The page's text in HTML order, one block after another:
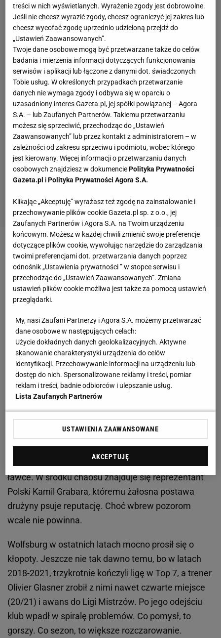
Zobacz wideoLewandowski królem strzelców Serie
A? Żelazny: Robert byłby tam znaczącą postacią
Setki milionów euro i sny o wielkości. A potem
Dziś fani na Volkswagen Arenie mogą się tylko
wzruszyć na wspomnienia o tamtych złotych
czasach. Wielu z nich śniło zapewne w życiu
koszmary wciąż piękniejsze od tego, co "Wilki"
wyczyniają na boisku. A mowa o ludziach obytych z
mierzy wysoko, a kończy niemal zawsze
zdecydowanie poniżej oczekiwań. Ich najnowsza
historia to historia o przepalaniu pieniędzy oraz
nietrafionych decyzjach zarówno na boisku, jak i na
ławce. W środku chaosu znajduje się reprezentant
Polski Kamil Grabara, któremu żałosna postawa
drużyny psuje reputację. Choć wbrew pozorom
wcale nie powinna.
Wolfsburg w ostatnich latach mocno prosił się o
kłopoty. Jeszcze nie tak dawno temu, bo w latach
2018-2021, trzykrotnie kończyli ligę w Top 7, a trener
Olivier Glasner zrobił z nimi nawet czwarte miejsce
(20/21) i awans do Ligi Mistrzów. Po jego odejściu
klub wpadł w spiralę problemów. Co pomysł, to
gorszy. Co sezon, to większe rozczarowanie.
treści w nich wyświetlanych. Wyrażenie zgody jest dobrowolne.
Jeśli nie chcesz wyrazić zgody, chcesz ograniczyć jej zakres lub
chcesz wycofać zgodę uprzednio udzieloną przejdź do
„Ustawień Zaawansowanych”.
Twoje dane osobowe mogą być przetwarzane także do celów
badania i mierzenia informacji dotyczących funkcjonowania
serwisów i aplikacji lub łączone z danymi dot. świadczonych
Tobie usług. W określonych przypadkach przetwarzanie
danych nie wymaga zgody i odbywa się w oparciu o
uzasadniony interes Gazeta.pl, jej spółki powiązanej – Agora
S.A. – lub Zaufanych Partnerów. Takiemu przetwarzaniu
możesz się sprzeciwić, przechodząc do „Ustawień
Zaawansowanych” lub przez kontakt z administratorem – w
zależności od zakresu sprzeciwu i podmiotu, wobec którego
jest kierowany. Więcej informacji o przetwarzaniu danych
osobowych znajdziesz w dokumenciePolityka Prywatności
Gazeta.pl iPolityka Prywatności Agora S.A.
Klikając „Akceptuję” wyrażasz też zgodę na zainstalowanie i
przechowywanie plików cookie Gazeta.pl sp. z o.o., jej
Zaufanych Partnerów i Agora S.A. na Twoim urządzeniu
końcowym. Możesz w każdej chwili zmienić swoje preferencje
dotyczące plików cookie, wywołując narzędzie do zarządzania
twoimi preferencjami dot. przetwarzania danych poprzez
odnośnik „Ustawienia prywatności ” w stopce serwisu i
przechodząc do „Ustawień Zaawansowanych”. Zmiana
ustawień plików cookie możliwa jest także za pomocą ustawień
przeglądarki.
My, nasi Zaufani Partnerzy i Agora S.A. możemy przetwarzać
dane osobowe w następujących celach:
Użycie dokładnych danych geolokalizacyjnych. Aktywne
skanowanie charakterystyki urządzenia do celów
identyfikacji. Przechowywanie informacji na urządzeniu lub
dostęp do nich. Spersonalizowane reklamy i treści, pomiar
reklam i treści, badnie odbiorców i ulepszanie usług.
Lista Zaufanych Partnerów
USTAWIENIA ZAAWANSOWANE
AKCEPTUJĘ